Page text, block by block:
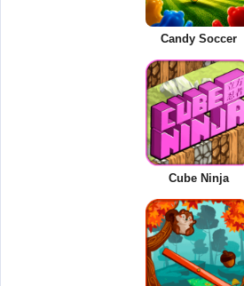
Candy Soccer
Cube Ninja